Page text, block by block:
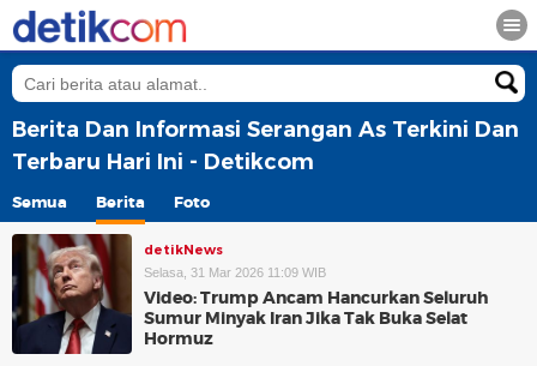
Berita Dan Informasi Serangan As Terkini Dan
Terbaru Hari Ini - Detikcom
Semua Berita Foto
detikNews
Selasa, 31 Mar 2026 11:09 WIB
Video: Trump Ancam Hancurkan Seluruh
Sumur Minyak Iran Jika Tak Buka Selat
Hormuz